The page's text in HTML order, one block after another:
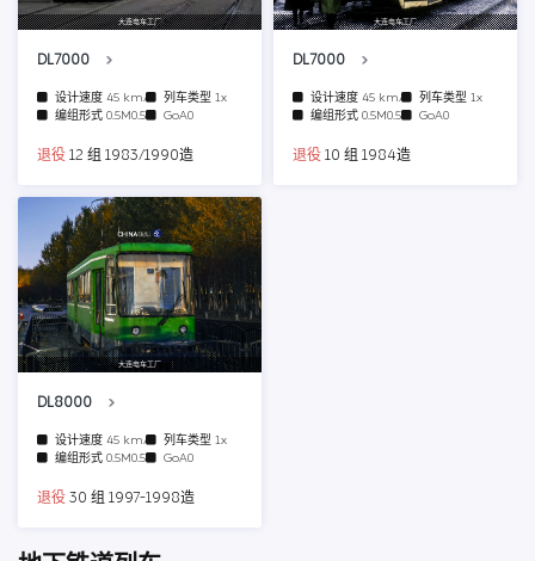
大连电车工厂
DL7000
设计速度 45 km/h 列车类型 1x
编组形式 0.5M0.5T GoA0
退役 12 组 1983/1990造
大连电车工厂
DL7000
设计速度 45 km/h 列车类型 1x
编组形式 0.5M0.5T GoA0
退役 10 组 1984造
大连电车工厂
DL8000
设计速度 45 km/h 列车类型 1x
编组形式 0.5M0.5T GoA0
退役 30 组 1997-1998造